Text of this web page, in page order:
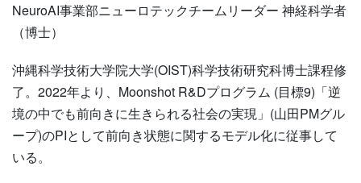
NeuroAI事業部ニューロテックチームリーダー 神経科学者
（博士）
沖縄科学技術大学院大学(OIST)科学技術研究科博士課程修
了。2022年より、Moonshot R&Dプログラム (目標9)「逆
境の中でも前向きに生きられる社会の実現」(山田PMグル
ープ)のPIとして前向き状態に関するモデル化に従事して
いる。